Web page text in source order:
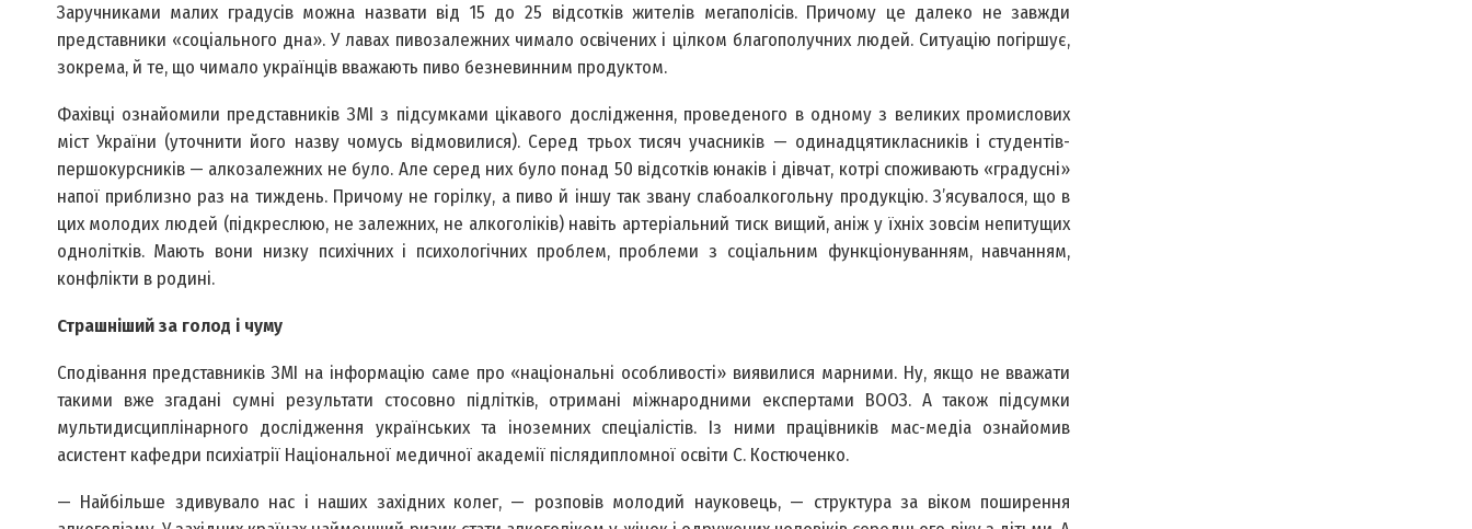
Заручниками малих градусів можна назвати від 15 до 25 відсотків жителів мегаполісів. Причому це далеко не завжди
представники «соціального дна». У лавах пивозалежних чимало освічених і цілком благополучних людей. Ситуацію погіршує,
зокрема, й те, що чимало українців вважають пиво безневинним продуктом.
Фахівці ознайомили представників ЗМІ з підсумками цікавого дослідження, проведеного в одному з великих промислових
міст України (уточнити його назву чомусь відмовилися). Серед трьох тисяч учасників — одинадцятикласників і студентів-
першокурсників — алкозалежних не було. Але серед них було понад 50 відсотків юнаків і дівчат, котрі споживають «градусні»
напої приблизно раз на тиждень. Причому не горілку, а пиво й іншу так звану слабоалкогольну продукцію. З’ясувалося, що в
цих молодих людей (підкреслюю, не залежних, не алкоголіків) навіть артеріальний тиск вищий, аніж у їхніх зовcім непитущих
однолітків. Мають вони низку психічних і психологічних проблем, проблеми з соціальним функціонуванням, навчанням,
конфлікти в родині.
Страшніший за голод і чуму
Сподівання представників ЗМІ на інформацію саме про «національні особливості» виявилися марними. Ну, якщо не вважати
такими вже згадані сумні результати стосовно підлітків, отримані міжнародними експертами ВООЗ. А також підсумки
мультидисциплінарного дослідження українських та іноземних спеціалістів. Із ними працівників мас-медіа ознайомив
асистент кафедри психіатрії Національної медичної академії післядипломної освіти С. Костюченко.
— Найбільше здивувало нас і наших західних колег, — розповів молодий науковець, — структура за віком поширення